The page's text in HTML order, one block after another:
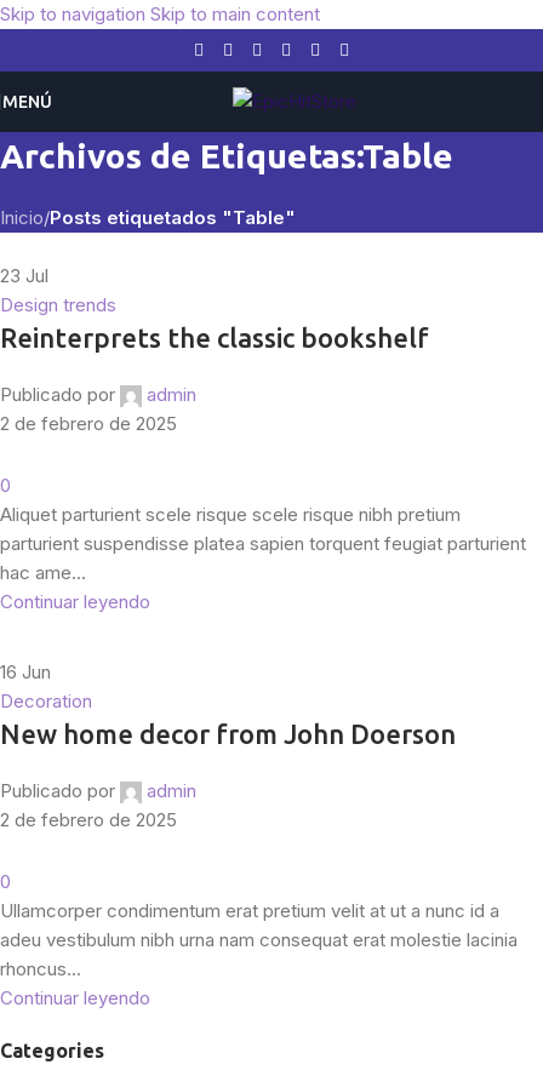
Skip to navigation Skip to main content
MENÚ
Archivos de Etiquetas:Table
Inicio/Posts etiquetados "Table"
23 Jul
Design trends
Reinterprets the classic bookshelf
Publicado por
admin
2 de febrero de 2025
0
Aliquet parturient scele risque scele risque nibh pretium
parturient suspendisse platea sapien torquent feugiat parturient
hac ame...
Continuar leyendo
16 Jun
Decoration
New home decor from John Doerson
Publicado por
admin
2 de febrero de 2025
0
Ullamcorper condimentum erat pretium velit at ut a nunc id a
adeu vestibulum nibh urna nam consequat erat molestie lacinia
rhoncus...
Continuar leyendo
Categories